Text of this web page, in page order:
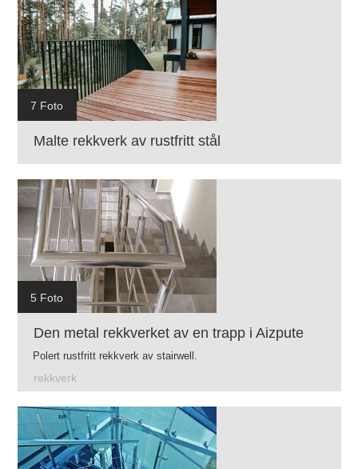
7 Foto
Malte rekkverk av rustfritt stål
5 Foto
Den metal rekkverket av en trapp i Aizpute
Polert rustfritt rekkverk av stairwell.
rekkverk